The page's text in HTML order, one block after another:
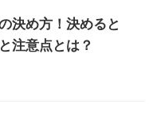
決め方！決めると
注意点とは？